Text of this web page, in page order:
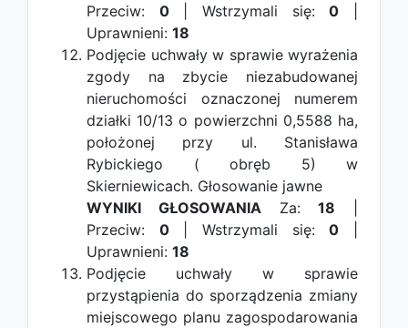
Przeciw: 0| Wstrzymali się:0
Uprawnieni: 18
Podjęcie uchwały w sprawie wyrażenia
zgody na zbycie niezabudowanej
nieruchomości oznaczonej numerem
działki 10/13 o powierzchni 0,5588 ha,
położonej przy ul. Stanisława
Rybickiego ( obręb 5) w
Skierniewicach. Głosowanie jawne
WYNIKI GŁOSOWANIAZa:18
Przeciw: 0| Wstrzymali się:0
Uprawnieni: 18
Podjęcie uchwały w sprawie
przystąpienia do sporządzenia zmiany
miejscowego planu zagospodarowania